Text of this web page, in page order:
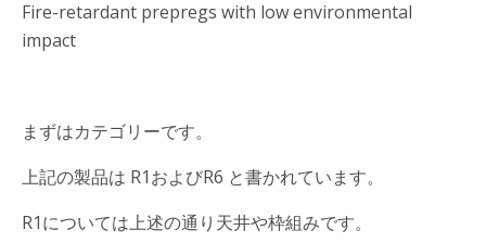
Fire-retardant prepregs with low environmental
impact
まずはカテゴリーです。
上記の製品は R1およびR6 と書かれています。
R1については上述の通り天井や枠組みです。